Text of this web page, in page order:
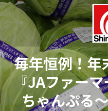
毎年恒例！年
『JAファー
ちゃんぷる